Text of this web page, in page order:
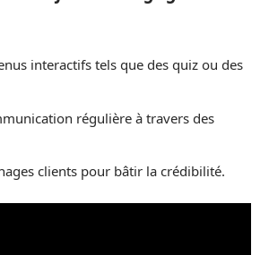
interactifs tels que des quiz ou des
régulière à travers des
clients pour bâtir la crédibilité.